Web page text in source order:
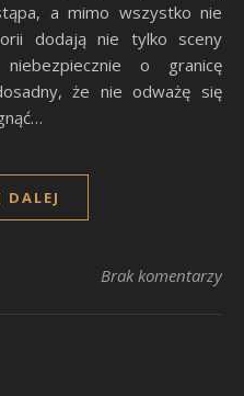
a mimo wszystko nie
dodają nie tylko sceny
o granicę
że nie odważę się
DALEJ
Brak komentarzy